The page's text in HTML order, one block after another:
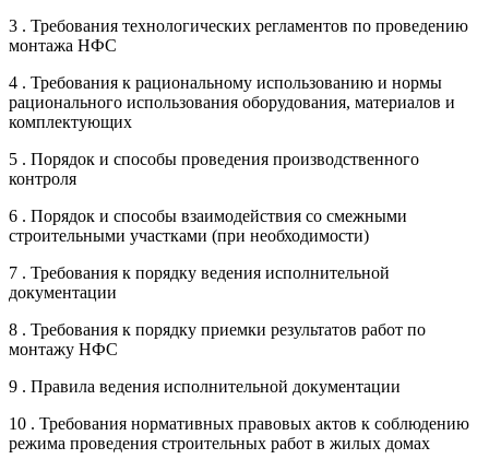
3 . Требования технологических регламентов по проведению
монтажа НФС
4 . Требования к рациональному использованию и нормы
рационального использования оборудования, материалов и
комплектующих
5 . Порядок и способы проведения производственного
контроля
6 . Порядок и способы взаимодействия со смежными
строительными участками (при необходимости)
7 . Требования к порядку ведения исполнительной
документации
8 . Требования к порядку приемки результатов работ по
монтажу НФС
9 . Правила ведения исполнительной документации
10 . Требования нормативных правовых актов к соблюдению
режима проведения строительных работ в жилых домах